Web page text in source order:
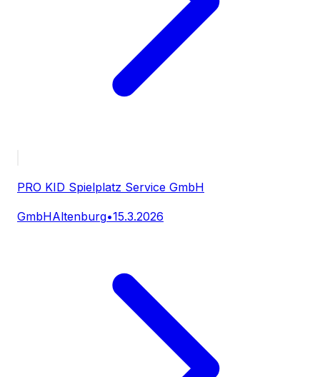
PRO KID Spielplatz Service GmbH
GmbHAltenburg•15.3.2026